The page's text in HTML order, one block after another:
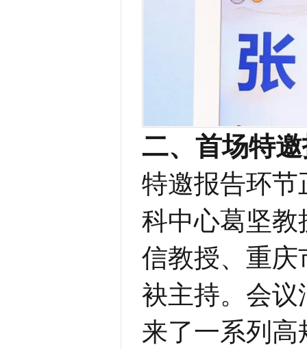
二、首场特
特邀报告环
科中心葛坚
信教授、重
袂主持。 会议
来了一系列